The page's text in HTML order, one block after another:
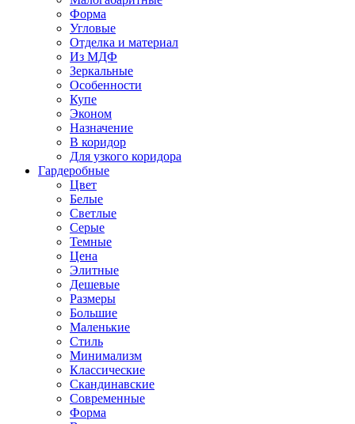
Форма
Угловые
Отделка и материал
Из МДФ
Зеркальные
Особенности
Купе
Эконом
Назначение
В коридор
Для узкого коридора
Гардеробные
Цвет
Белые
Светлые
Серые
Темные
Цена
Элитные
Дешевые
Размеры
Большие
Маленькие
Стиль
Минимализм
Классические
Скандинавские
Современные
Форма